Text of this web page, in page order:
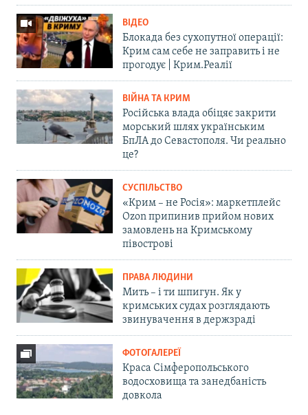
ВІДЕО
Блокада без сухопутної операції:
Крим сам себе не заправить і не
прогодує | Крим.Реалії
ВІЙНА ТА КРИМ
Російська влада обіцяє закрити
морський шлях українським
БпЛА до Севастополя. Чи реально
це?
СУСПІЛЬСТВО
«Крим – не Росія»: маркетплейс
Ozon припинив прийом нових
замовлень на Кримському
півострові
ПРАВА ЛЮДИНИ
Мить – і ти шпигун. Як у
кримських судах розглядають
звинувачення в держзраді
ФОТОГАЛЕРЕЇ
Краса Сімферопольського
водосховища та занедбаність
довкола